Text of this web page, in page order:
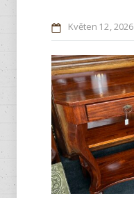
Květen 12 2026